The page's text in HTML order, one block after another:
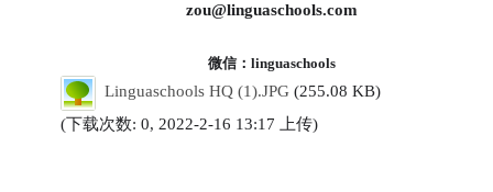
zou@linguaschools.com
微信：linguaschools
Linguaschools HQ (1).JPG (255.08 KB)
(下载次数: 0, 2022-2-16 13:17 上传)